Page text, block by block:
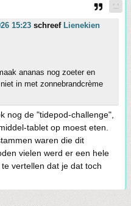
15:23 schreef Lienekien
ananas nog zoeter en
in met zonnebrandcrème
nog de "tidepod-challenge",
tablet op moest eten.
waren die dit
vielen werd er een hele
vertellen dat je dat toch